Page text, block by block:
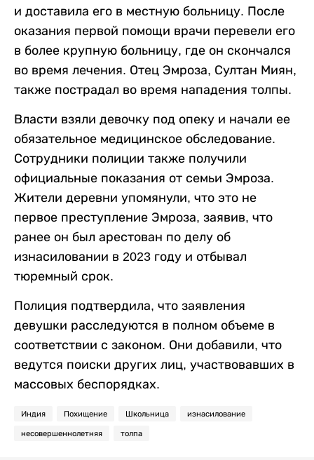
и доставила его в местную больницу. После
оказания первой помощи врачи перевели его
в более крупную больницу, где он скончался
во время лечения. Отец Эмроза, Султан Миян,
также пострадал во время нападения толпы.
Власти взяли девочку под опеку и начали ее
обязательное медицинское обследование.
Сотрудники полиции также получили
официальные показания от семьи Эмроза.
Жители деревни упомянули, что это не
первое преступление Эмроза, заявив, что
ранее он был арестован по делу об
изнасиловании в 2023 году и отбывал
тюремный срок.
Полиция подтвердила, что заявления
девушки расследуются в полном объеме в
соответствии с законом. Они добавили, что
ведутся поиски других лиц, участвовавших в
массовых беспорядках.
Индия Похищение Школьница изнасилование
несовершеннолетняя толпа